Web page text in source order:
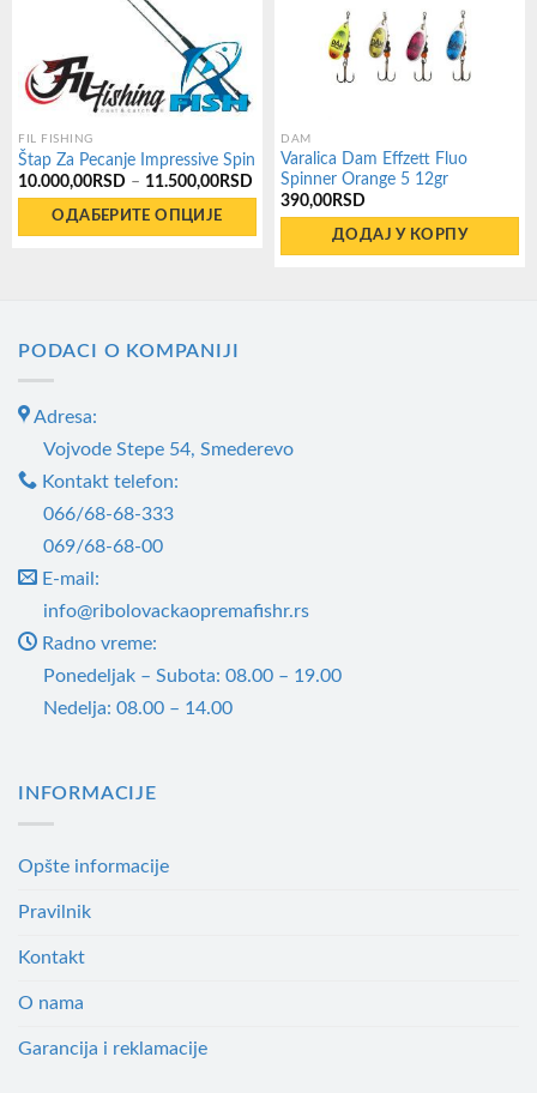
FIL FISHING
Štap Za Pecanje Impressive Spin
10.000,00 RSD – 11.500,00 RSD Распон
цена:
10.000,00RSD
11.500,00RSD
ОДАБЕРИТЕ ОПЦИЈЕ
могу
бити
изабране
страници
производа.
DAM
Varalica Dam Effzett Fluo
Spinner Orange 5 12gr
390,00 RSD
ДОДАЈ У КОРПУ
PODACI O KOMPANIJI
Adresa:
Vojvode Stepe 54, Smederevo
Kontakt telefon:
066/68-68-333
069/68-68-00
E-mail:
info@ribolovackaopremafishr.rs
Radno vreme:
Ponedeljak – Subota: 08.00 – 19.00
Nedelja: 08.00 – 14.00
INFORMACIJE
Opšte informacije
Pravilnik
Kontakt
O nama
Garancija i reklamacije